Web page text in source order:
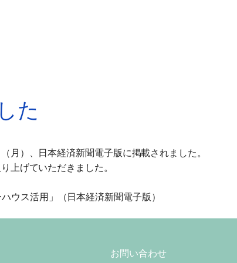
た
月）、日本経済新聞電子版に掲載されました。
上げていただきました。
ウス活用」（日本経済新聞電子版）
お問い合わせ